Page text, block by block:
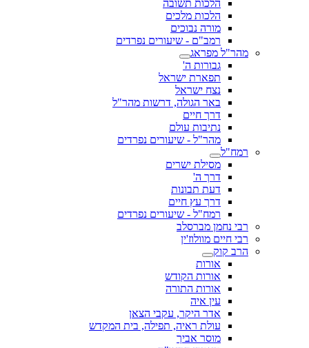
הלכות תשובה
הלכות מלכים
מורה נבוכים
רמב"ם - שיעורים נפרדים
מהר"ל מפראג
גבורות ה'
תפארת ישראל
נצח ישראל
באר הגולה, דרשות מהר"ל
דרך חיים
נתיבות עולם
מהר"ל - שיעורים נפרדים
רמח"ל
מסילת ישרים
דרך ה'
דעת תבונות
דרך עץ חיים
רמח"ל - שיעורים נפרדים
רבי נחמן מברסלב
רבי חיים מוולוז'ין
הרב קוק
אורות
אורות הקודש
אורות התורה
עין איה
אדר היקר, עקבי הצאן
עולת ראיה, תפילה, בית המקדש
מוסר אביך